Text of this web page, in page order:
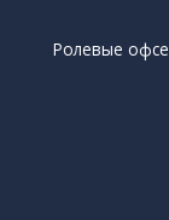
Ролевые